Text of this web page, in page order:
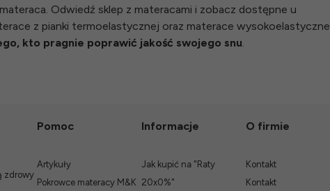
Odwiedź sklep z materacami i zobacz dostępne u
z pianki termoelastycznej oraz materace wysokoelastyczne
kto pragnie poprawić jakość swojego snu
zdrowy
Pomoc
Artykuły
Pokrowce materacy M&K
Informacje
Jak kupić na "Raty
20x0%"
O firmie
Kontakt
Kontakt